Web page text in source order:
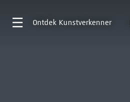
Ontdek Kunstverkenner